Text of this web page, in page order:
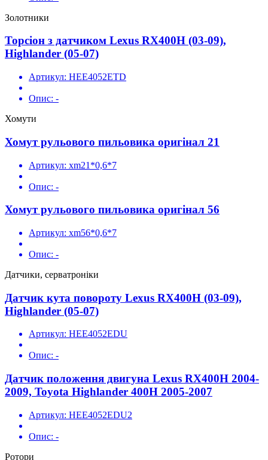
Золотники
Торсіон з датчиком Lexus RX400H (03-09),
Highlander (05-07)
Артикул: HEE4052ETD
Опис: -
Хомути
Хомут рульового пильовика оригінал 21
Артикул: xm21*0,6*7
Опис: -
Хомут рульового пильовика оригінал 56
Артикул: xm56*0,6*7
Опис: -
Датчики, серватроніки
Датчик кута повороту Lexus RX400H (03-09),
Highlander (05-07)
Артикул: HEE4052EDU
Опис: -
Датчик положення двигуна Lexus RX400H 2004-
2009, Toyota Highlander 400H 2005-2007
Артикул: HEE4052EDU2
Опис: -
Ротори